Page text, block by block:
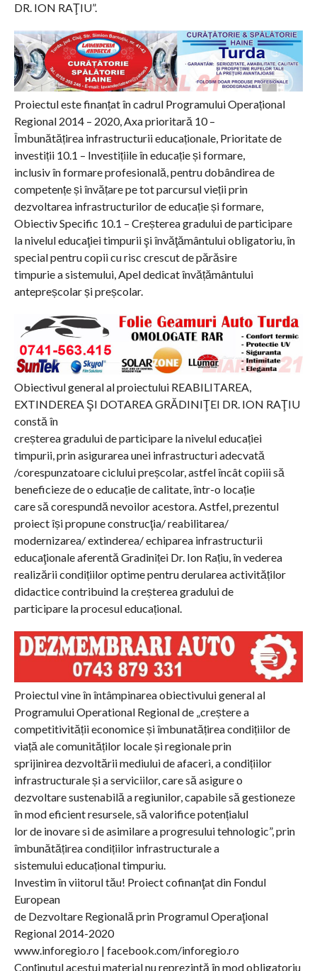
DR. ION RAŢIU”.
Proiectul este finanțat în cadrul Programului Operațional
Regional 2014 – 2020, Axa prioritară 10 –
Îmbunătățirea infrastructurii educaționale, Prioritate de
investiții 10.1 – Investițiile în educație și formare,
inclusiv în formare profesională, pentru dobândirea de
competențe și învățare pe tot parcursul vieții prin
dezvoltarea infrastructurilor de educație și formare,
Obiectiv Specific 10.1 – Creșterea gradului de participare
la nivelul educaţiei timpurii şi învăţământului obligatoriu, în
special pentru copii cu risc crescut de părăsire
timpurie a sistemului, Apel dedicat învățământului
antepreșcolar și preșcolar.
Obiectivul general al proiectului REABILITAREA,
EXTINDEREA ŞI DOTAREA GRĂDINIŢEI DR. ION RAŢIU
constă în
creșterea gradului de participare la nivelul educației
timpurii, prin asigurarea unei infrastructuri adecvată
/corespunzatoare ciclului preșcolar, astfel încât copiii să
beneficieze de o educație de calitate, într-o locație
care să corespundă nevoilor acestora. Astfel, prezentul
proiect își propune construcţia/ reabilitarea/
modernizarea/ extinderea/ echiparea infrastructurii
educaţionale aferentă Gradiniței Dr. Ion Rațiu, în vederea
realizării condițiilor optime pentru derularea activităților
didactice contribuind la creșterea gradului de
participare la procesul educațional.
Proiectul vine în întâmpinarea obiectivului general al
Programului Operational Regional de „creștere a
competitivității economice și îmbunatățirea condițiilor de
viață ale comunităților locale și regionale prin
sprijinirea dezvoltării mediului de afaceri, a condițiilor
infrastructurale și a serviciilor, care să asigure o
dezvoltare sustenabilă a regiunilor, capabile să gestioneze
în mod eficient resursele, să valorifice potențialul
lor de inovare si de asimilare a progresului tehnologic”, prin
îmbunătățirea condițiilor infrastructurale a
sistemului educațional timpuriu.
Investim în viitorul tău! Proiect cofinanţat din Fondul
European
de Dezvoltare Regională prin Programul Operaţional
Regional 2014-2020
www.inforegio.ro | facebook.com/inforegio.ro
Conținutul acestui material nu reprezintă în mod obligatoriu